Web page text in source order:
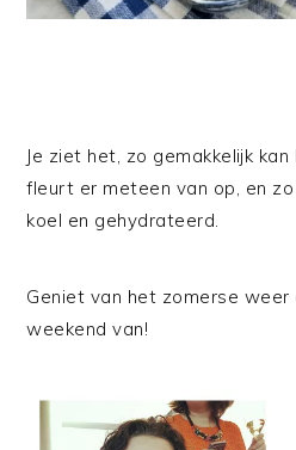
Je ziet het, zo gemakkelijk
fleurt er meteen van op, en
koel en gehydrateerd.
Geniet van het zomerse weer
weekend van!